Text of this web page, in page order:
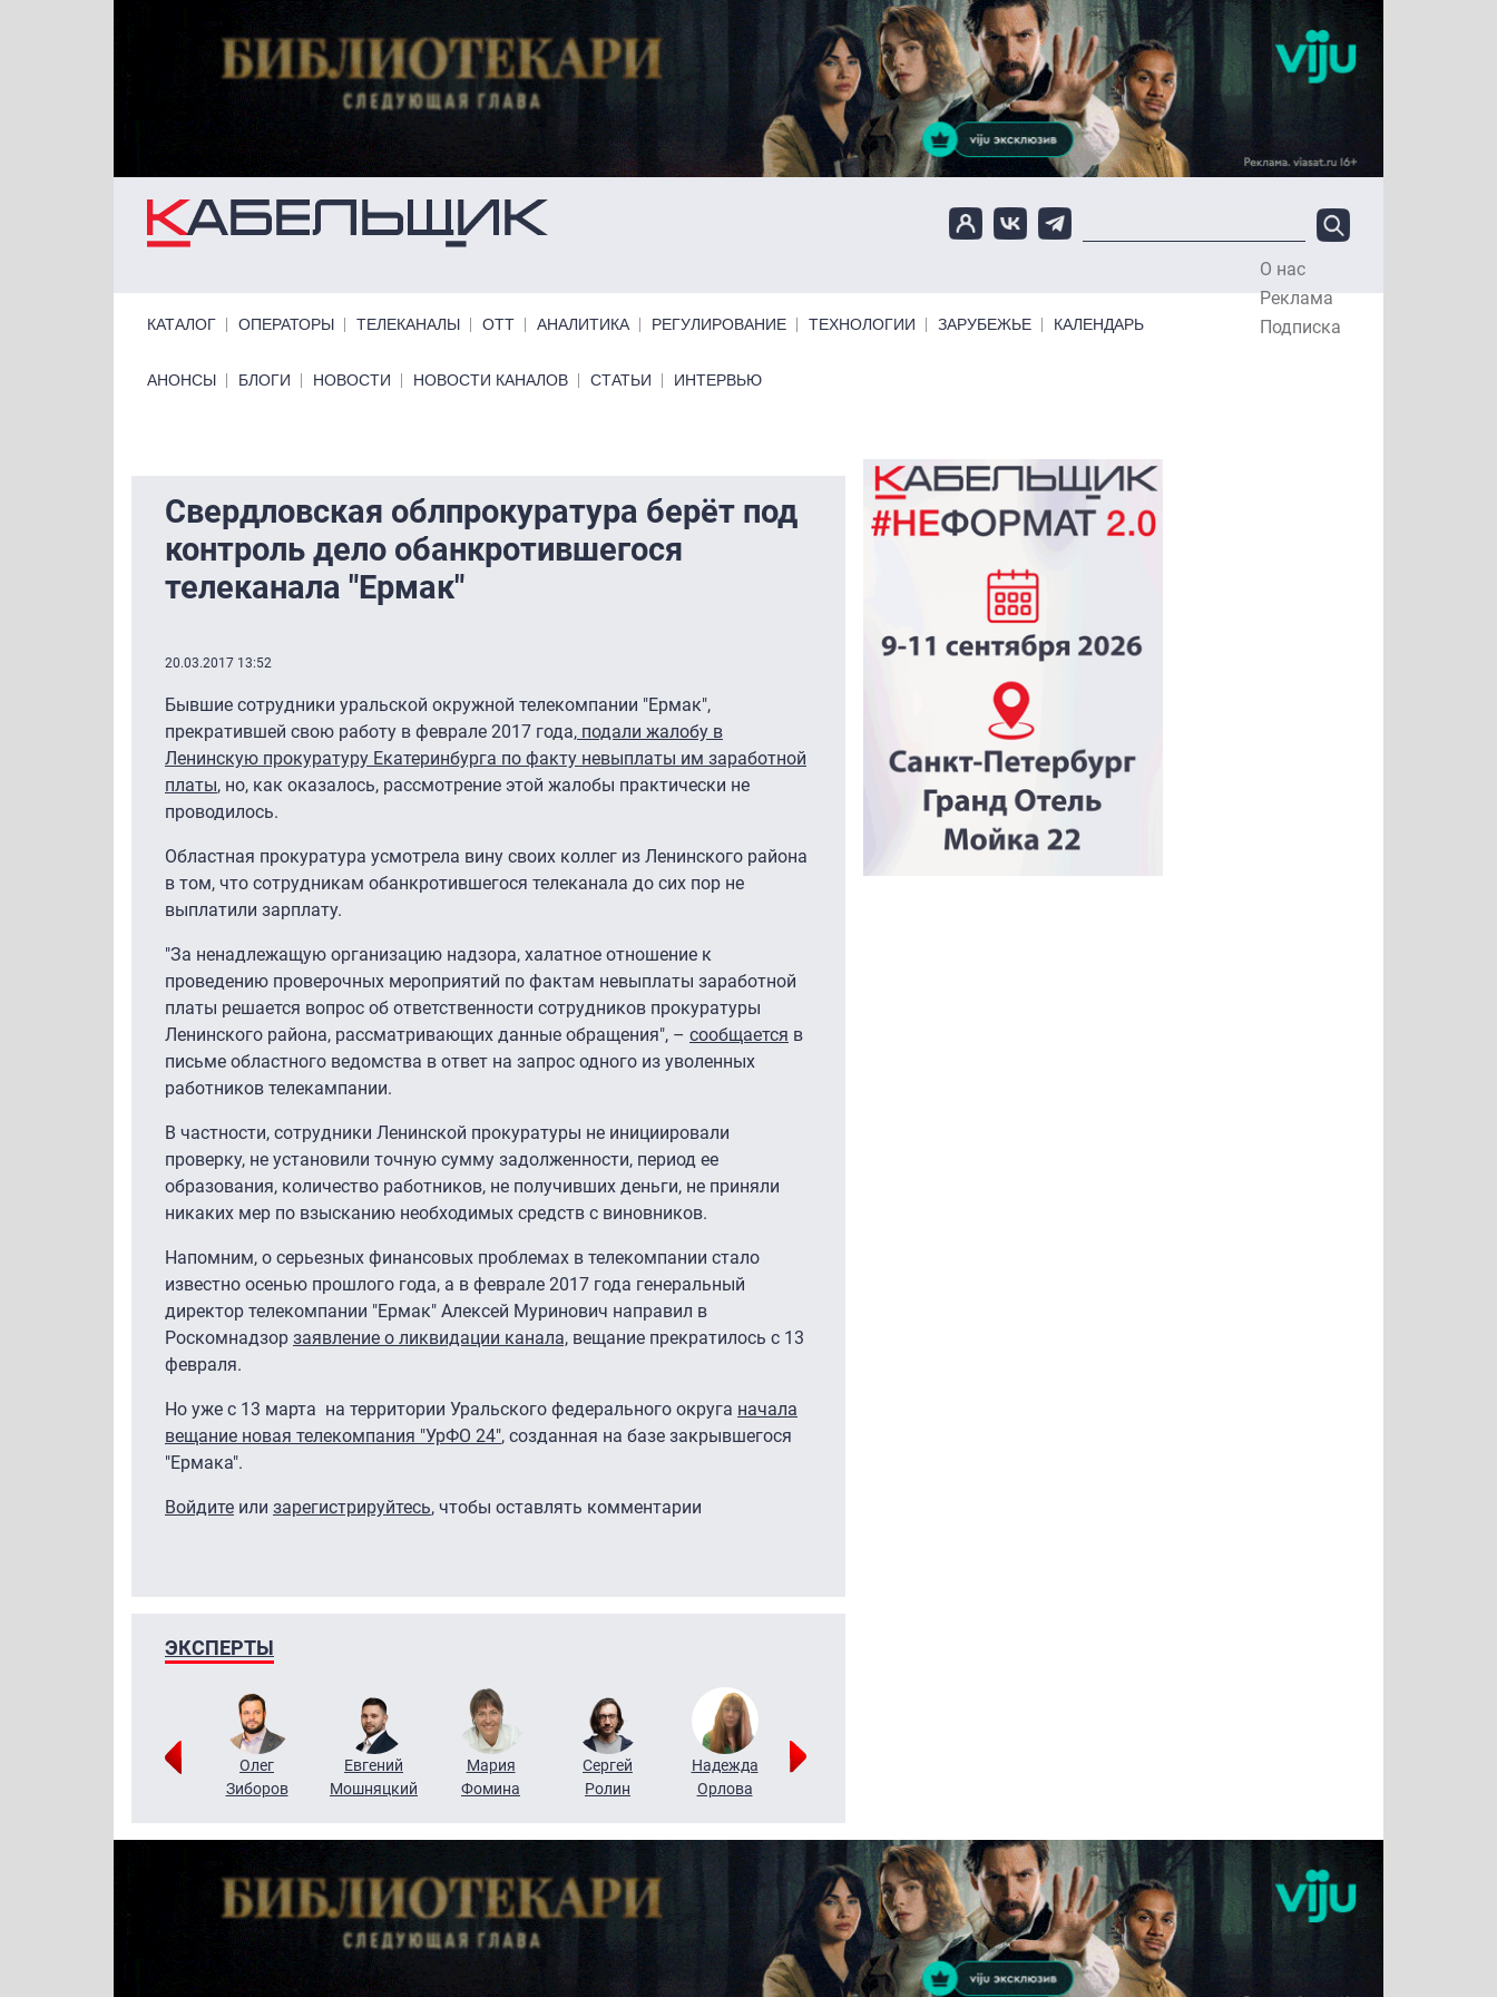
О нас
Реклама
Подписка
КАТАЛОГ ОПЕРАТОРЫ ТЕЛЕКАНАЛЫ ОТТ АНАЛИТИКА РЕГУЛИРОВАНИЕ ТЕХНОЛОГИИ ЗАРУБЕЖЬЕ КАЛЕНДАРЬ
Primary links bottom
АНОНСЫ БЛОГИ НОВОСТИ НОВОСТИ КАНАЛОВ СТАТЬИ ИНТЕРВЬЮ
Свердловская облпрокуратура берёт под
контроль дело обанкротившегося
телеканала "Ермак"
20.03.2017 13:52
Бывшие сотрудники уральской окружной телекомпании "Ермак",
прекратившей свою работу в феврале 2017 года, подали жалобу в
Ленинскую прокуратуру Екатеринбурга по факту невыплаты им заработной
платы, но, как оказалось, рассмотрение этой жалобы практически не
проводилось.
Областная прокуратура усмотрела вину своих коллег из Ленинского района
в том, что сотрудникам обанкротившегося телеканала до сих пор не
выплатили зарплату.
"За ненадлежащую организацию надзора, халатное отношение к
проведению проверочных мероприятий по фактам невыплаты заработной
платы решается вопрос об ответственности сотрудников прокуратуры
Ленинского района, рассматривающих данные обращения", – сообщается в
письме областного ведомства в ответ на запрос одного из уволенных
работников телекампании.
В частности, сотрудники Ленинской прокуратуры не инициировали
проверку, не установили точную сумму задолженности, период ее
образования, количество работников, не получивших деньги, не приняли
никаких мер по взысканию необходимых средств с виновников.
Напомним, о серьезных финансовых проблемах в телекомпании стало
известно осенью прошлого года, а в феврале 2017 года генеральный
директор телекомпании "Ермак" Алексей Муринович направил в
Роскомнадзор заявление о ликвидации канала, вещание прекратилось с 13
февраля.
Но уже с 13 марта на территории Уральского федерального округа начала
вещание новая телекомпания "УрФО 24", созданная на базе закрывшегося
"Ермака".
Войдите или зарегистрируйтесь, чтобы оставлять комментарии
ЭКСПЕРТЫ
Григорий
Олег
Зиборов
Евгений
Мошняцкий
Мария
Фомина
Сергей
Ролин
Надежда
Орлова